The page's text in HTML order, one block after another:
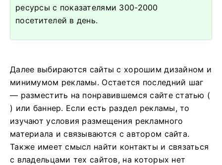
ресурсы с показателями 300-2000
посетителей в день.
Далее выбираются сайты с хорошим дизайном и
минимумом рекламы. Остается последний шаг
— разместить на понравившемся сайте статью (
) или баннер. Если есть раздел рекламы, то
изучают условия размещения рекламного
материала и связываются с автором сайта.
Также имеет смысл найти контакты и связаться
с владельцами тех сайтов, на которых нет